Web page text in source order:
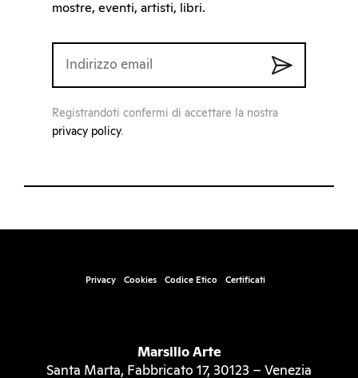
mostre, eventi, artisti, libri.
Registrandoti confermi di accettare la nostra
privacy policy.
Privacy Cookies Codice Etico Certificati
Marsilio Arte
Santa Marta, Fabbricato 17, 30123 – Venezia